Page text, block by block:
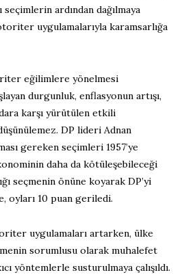
ardından dağılmaya
uygulamalarıyla karamsarlığa
eğilimlere yönelmesi
durgunluk, enflasyonun artışı,
karşı yürütülen etkili
DP lideri Adnan
gereken seçimleri 1957’ye
daha da kötüleşebileceği
seçmenin önüne koyarak DP’yi
oyları 10 puan geriledi.
uygulamaları artarken, ülke
sorumlusu olarak muhalefet
yöntemlerle susturulmaya çalışıldı.